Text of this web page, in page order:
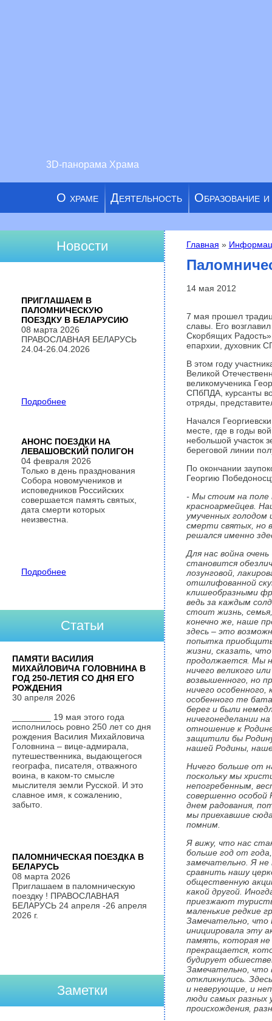
3D-панорама Храма
О храме Деятельность Образование
Вы здесь
Главная »
14 мая 2012
7 мая прошел
славы. Его
Скорбящих
епархии, духовник
В этом году
Великой
великомученика
СПбПДА, курсанты
отряды,
Начался
месте, где в годы
небольшой участок
береговой линии
По окончании
Георгию
- Мы стоим на поле
красноармейцев.
умученных
смерти святых, но
решался именно
Для нас война
становится
лозунговой,
отшлифованной
клишеобразными
ведь за каждым
стоит жизнь,
конечно же, наше
здесь – это
попытка
жизни, сказать,
продолжается. Мы
ничего великого или
возвышенного, но
ничего особенного,
особенного те
берег и были
ничегонеделании
отношение к
защитили бы
нашей Родины,
Ничего больше от
поскольку мы
непогребенным,
совершенно
днем радования,
мы приехавшие
помним.
Я вижу, что нас
больше год от
замечательно. Я не
сравнить нашу
общественную
какой другой. И
приезжают
маленькие редкие
Замечательно, что
инициировала эту
память, которая не
прекращается,
будирует
Замечательно, что
откликнулись.
и неверующие, и
люди самых разных
происхождения,
Новости
ПРИГЛАШАЕМ В
ПАЛОМНИЧЕСКУЮ
ПОЕЗДКУ В БЕЛАРУСИЮ
08 марта 2026
ПРАВОСЛАВНАЯ БЕЛАРУСЬ
24.04-26.04.2026
Подробнее
АНОНС ПОЕЗДКИ НА
ЛЕВАШОВСКИЙ ПОЛИГОН
04 февраля 2026
Только в день празднования
Собора новомучеников и
исповедников Российских
совершается память святых,
дата смерти которых
неизвестна.
Подробнее
Статьи
ПАМЯТИ ВАСИЛИЯ
МИХАЙЛОВИЧА ГОЛОВНИНА В
ГОД 250-ЛЕТИЯ СО ДНЯ ЕГО
РОЖДЕНИЯ
30 апреля 2026
________ 19 мая этого года
исполнилось ровно 250 лет со дня
рождения Василия Михайловича
Головнина – вице-адмирала,
путешественника, выдающегося
географа, писателя, отважного
воина, в каком-то смысле
мыслителя земли Русской. И это
славное имя, к сожалению,
забыто.
ПАЛОМНИЧЕСКАЯ ПОЕЗДКА В
БЕЛАРУСЬ
08 марта 2026
Приглашаем в паломническую
поездку ! ПРАВОСЛАВНАЯ
БЕЛАРУСЬ 24 апреля -26 апреля
2026 г.
Заметки